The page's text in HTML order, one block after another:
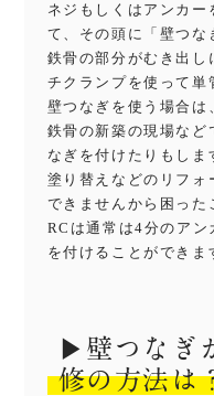
ネジもしくはアンカー
て、その頭に「壁つな
鉄骨の部分がむき出し
チクランプを使って単
壁つなぎを使う場合は
鉄骨の新築の現場など
なぎを付けたりもしま
塗り替えなどのリフォ
できませんから困った
RCは通常は4分のア
を付けることができま
▶︎壁つなぎ
修の方法は